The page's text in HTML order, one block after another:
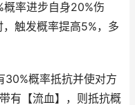
率进步自身20%伤
触发概率提高5%，多
概率抵抗并使对方
有【流血】，则抵抗概